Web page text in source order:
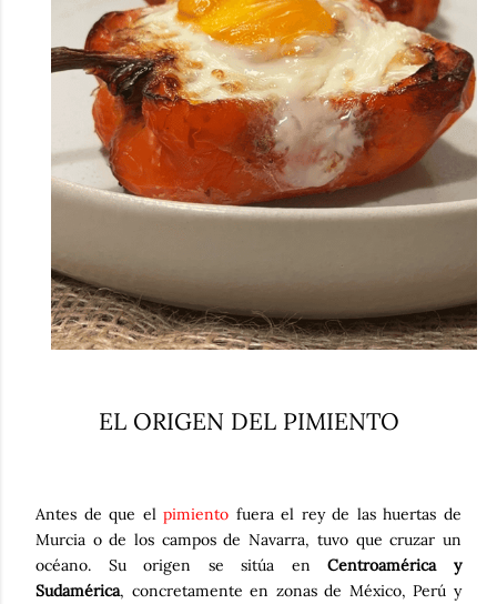
EL ORIGEN DEL PIMIENTO
Antes de que elpimiento fuera el rey de las huertas de
Murcia o de los campos de Navarra, tuvo que cruzar un
océano. Su origen se sitúa enCentroamérica y
Sudamérica, concretamente en zonas de México, Perú y